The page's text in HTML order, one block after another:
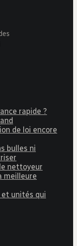
rapide ?
de loi encore
bulles ni
nettoyeur
meilleure
et unités qui